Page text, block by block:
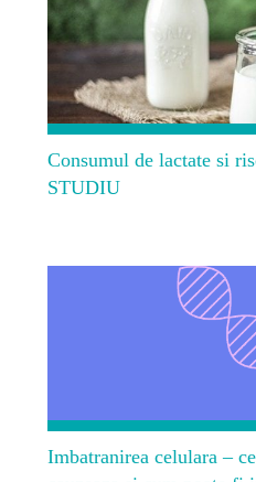
Consumul de lactate si
STUDIU
Imbatranirea celulara –